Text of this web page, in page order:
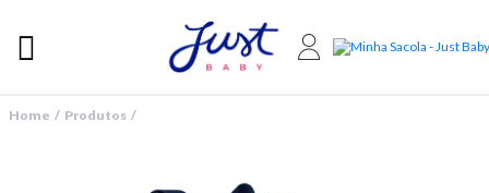
Home / Produtos /